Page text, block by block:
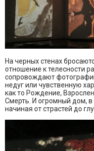
На черных стенах
отношение к телесности
сопровождают
недуг или чувственную
как то Рождение,
Смерть. И огромный дом, в
начиная от страстей до